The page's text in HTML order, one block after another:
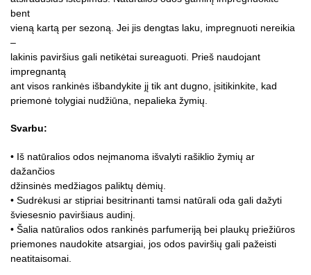
bent
vieną kartą per sezoną. Jei jis dengtas laku, impregnuoti nereikia
–
lakinis paviršius gali netikėtai sureaguoti. Prieš naudojant
impregnantą
ant visos rankinės išbandykite jį tik ant dugno, įsitikinkite, kad
priemonė tolygiai nudžiūna, nepalieka žymių.
Svarbu:
• Iš natūralios odos neįmanoma išvalyti rašiklio žymių ar
dažančios
džinsinės medžiagos paliktų dėmių.
• Sudrėkusi ar stipriai besitrinanti tamsi natūrali oda gali dažyti
šviesesnio paviršiaus audinį.
• Šalia natūralios odos rankinės parfumeriją bei plaukų priežiūros
priemones naudokite atsargiai, jos odos paviršių gali pažeisti
neatitaisomai.